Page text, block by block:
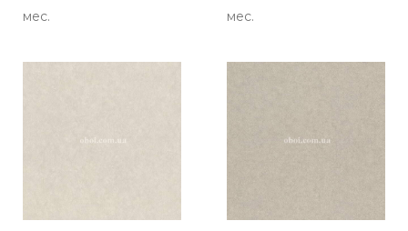
мес.
мес.